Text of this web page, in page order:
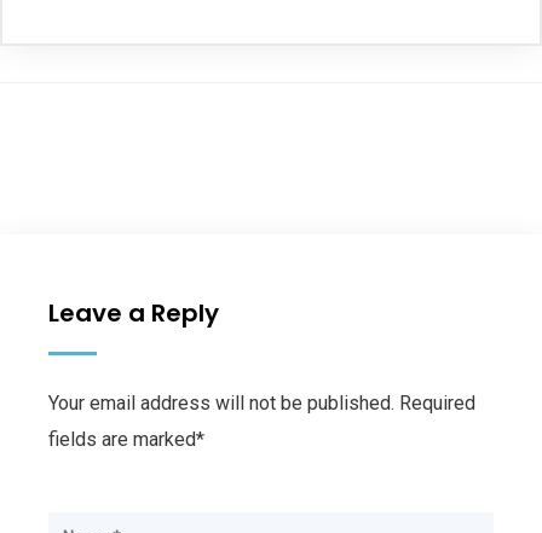
Leave a Reply
Your email address will not be published. Required
fields are marked*